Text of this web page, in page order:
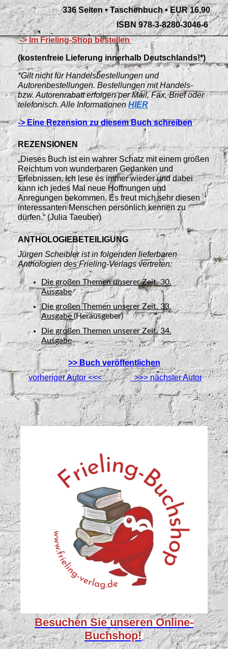
336 Seiten • Taschenbuch • EUR 16,90
ISBN 978-3-8280-3046-6
-> Im Frieling-Shop bestellen
(kostenfreie Lieferung innerhalb Deutschlands!*)
*Gilt nicht für Handelsbestellungen und
Autorenbestellungen. Bestellungen mit Handels-
bzw. Autorenrabatt erfolgen per Mail, Fax, Brief oder
telefonisch. Alle Informationen HIER
-> Eine Rezension zu diesem Buch schreiben
REZENSIONEN
„Dieses Buch ist ein wahrer Schatz mit einem großen
Reichtum von wunderbaren Gedanken und
Erlebnissen. Ich lese es immer wieder und dabei
kann ich jedes Mal neue Hoffnungen und
Anregungen bekommen. Es freut mich sehr diesen
interessanten Menschen persönlich kennen zu
dürfen.“ (Julia Taeuber)
ANTHOLOGIEBETEILIGUNG
Jürgen Scheibler ist in folgenden lieferbaren
Anthologien des Frieling-Verlags vertreten:
Die großen Themen unserer Zeit. 30.
Ausgabe
Die großen Themen unserer Zeit. 33.
Ausgabe (Herausgeber)
Die großen Themen unserer Zeit. 34.
Ausgabe
>> Buch veröffentlichen
vorheriger Autor <<<
>>> nächster Autor
Besuchen Sie unserenOnline-
Buchshop!